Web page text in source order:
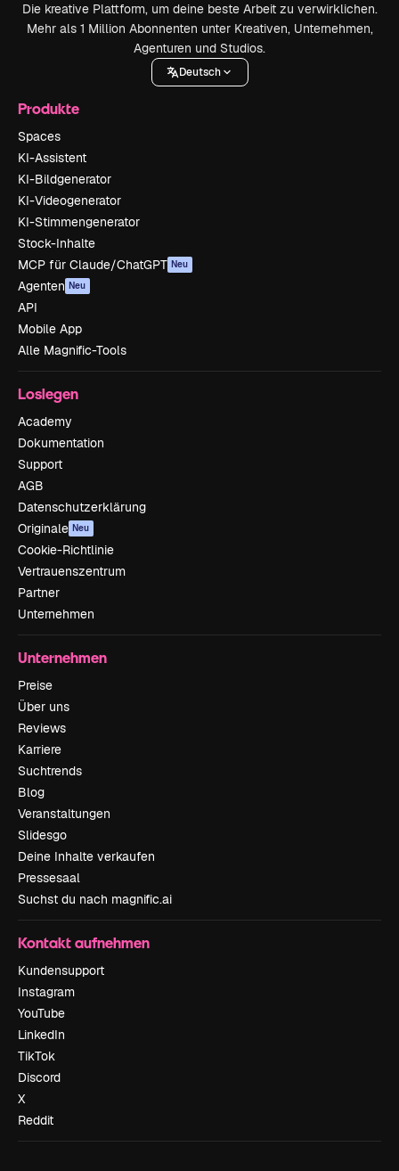
Die kreative Plattform, um deine beste Arbeit zu verwirklichen.
Mehr als 1 Million Abonnenten unter Kreativen, Unternehmen,
Agenturen und Studios.
Deutsch
Produkte
Spaces
KI-Assistent
KI-Bildgenerator
KI-Videogenerator
KI-Stimmengenerator
Stock-Inhalte
MCP für Claude/ChatGPT Neu
Agenten Neu
API
Mobile App
Alle Magnific-Tools
Loslegen
Academy
Dokumentation
Support
AGB
Datenschutzerklärung
Originale Neu
Cookie-Richtlinie
Vertrauenszentrum
Partner
Unternehmen
Unternehmen
Preise
Über uns
Reviews
Karriere
Suchtrends
Blog
Veranstaltungen
Slidesgo
Deine Inhalte verkaufen
Pressesaal
Suchst du nach magnific.ai
Kontakt aufnehmen
Kundensupport
Instagram
YouTube
LinkedIn
TikTok
Discord
X
Reddit